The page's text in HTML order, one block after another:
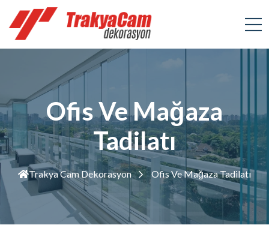
Ofis Ve Mağaza
Tadilatı
Trakya Cam Dekorasyon Ofis Ve Mağaza Tadilatı